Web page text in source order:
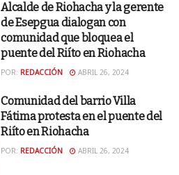
Alcalde de Riohacha y la gerente
de Esepgua dialogan con
comunidad que bloquea el
puente del Riíto en Riohacha
POR: REDACCIÓN ABRIL 26, 2024
Comunidad del barrio Villa
Fátima protesta en el puente del
Riíto en Riohacha
POR: REDACCIÓN ABRIL 26, 2024